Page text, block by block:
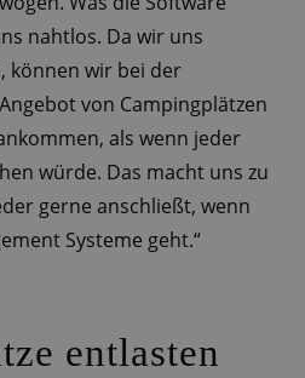
nahtlos. Da wir uns
können wir bei der
von Campingplätzen
als wenn jeder
würde. Das macht uns zu
gerne anschließt, wenn
Systeme geht.“
entlasten